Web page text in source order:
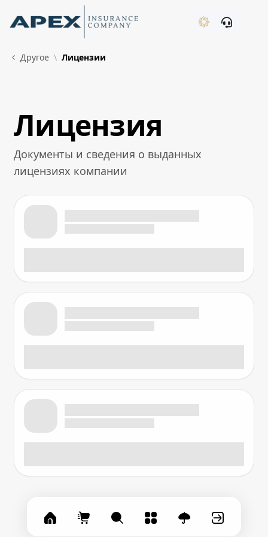
Skip to Main Content
Другое Лицензии
Лицензия
Документы и сведения о выданных
лицензиях компании
Лицензия
New
What's New